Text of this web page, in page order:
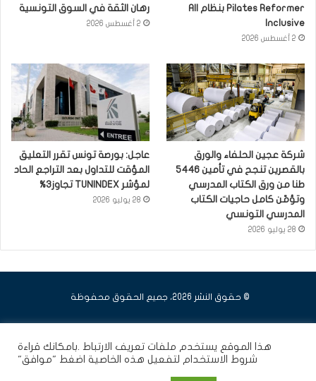
Pilates Reformer بنظام All
Inclusive
2 أغسطس 2026
رهان الثقة في السوق التونسية
2 أغسطس 2026
شركة عجين الحلفاء والورق
بالقصرين تنجح في تأمين 5446
طنا من ورق الكتاب المدرسي
وتؤمّن كامل حاجيات الكتاب
المدرسي التونسي
28 يوليو 2026
عاجل: بورصة تونس تقرر التعليق
المؤقت للتداول بعد التراجع الحاد
لمؤشر TUNINDEX تجاوز3%
28 يوليو 2026
© حقوق النشر 2026، جميع الحقوق محفوظة
هذا الموقع يستخدم ملفات تعريف الارتباط .بامكانك قراءة
شروط الاستخدام لتفعيل هذه الخاصية اضغط "موافق"